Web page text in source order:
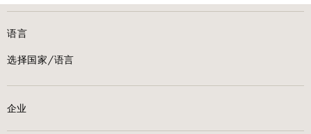
语言
选择国家/语言
企业